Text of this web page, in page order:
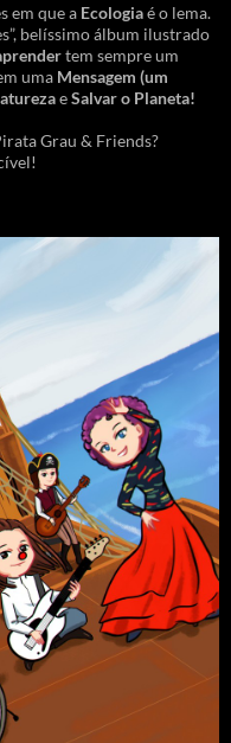
em que a Ecologiaé o lema.
belíssimo álbum ilustrado
tem sempre um
uma Mensagem (um
eSalvar o Planeta!
Grau & Friends?